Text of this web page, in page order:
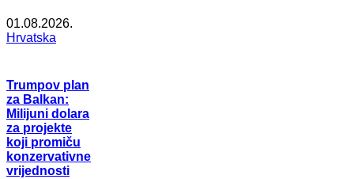
01.08.2026.
Hrvatska
Trumpov plan
za Balkan:
Milijuni dolara
za projekte
koji promiču
konzervativne
vrijednosti